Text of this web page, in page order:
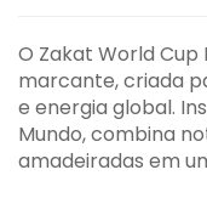
O Zakat World Cup
marcante, criada
e energia global.
Mundo, combina
amadeiradas em